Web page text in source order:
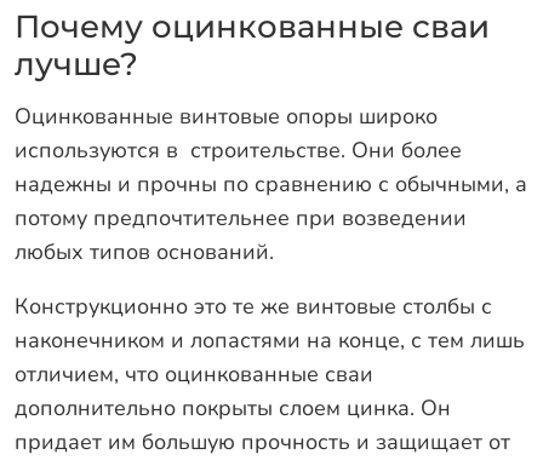
Отзывы
Программа лояльности
Вакансии
Калькулятор ЖБ свай
Заказать звонок
Почему оцинкованные сваи
лучше?
Оцинкованные винтовые опоры широко
используются в строительстве. Они более
надежны и прочны по сравнению с обычными, а
потому предпочтительнее при возведении
любых типов оснований.
Конструкционно это те же винтовые столбы с
наконечником и лопастями на конце, с тем лишь
отличием, что оцинкованные сваи
дополнительно покрыты слоем цинка. Он
придает им большую прочность и защищает от